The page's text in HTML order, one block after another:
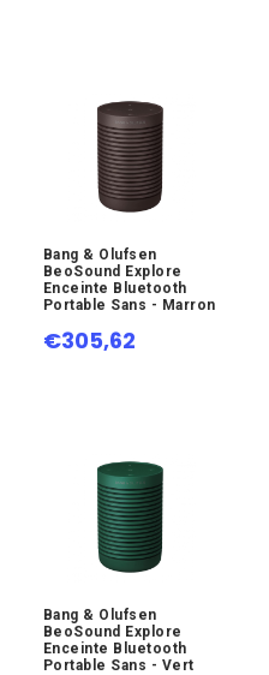
Bang & Olufsen
BeoSound Explore
Enceinte Bluetooth
Portable Sans - Marron
€305,62
Bang & Olufsen
BeoSound Explore
Enceinte Bluetooth
Portable Sans - Vert